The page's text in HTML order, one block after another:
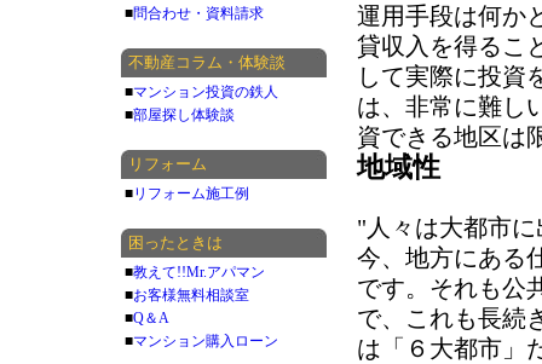
運用手段は何か
貸収入を得るこ
して実際に投資
は、非常に難し
資できる地区は
地域性
"人々は大都市
今、地方にある
です。それも公
で、これも長続
は「６大都市」
■問合わせ・資料請求
不動産コラム・体験談
■マンション投資の鉄人
■部屋探し体験談
リフォーム
■リフォーム施工例
困ったときは
■教えて!!Mr.アパマン
■お客様無料相談室
■Q＆A
■マンション購入ローン